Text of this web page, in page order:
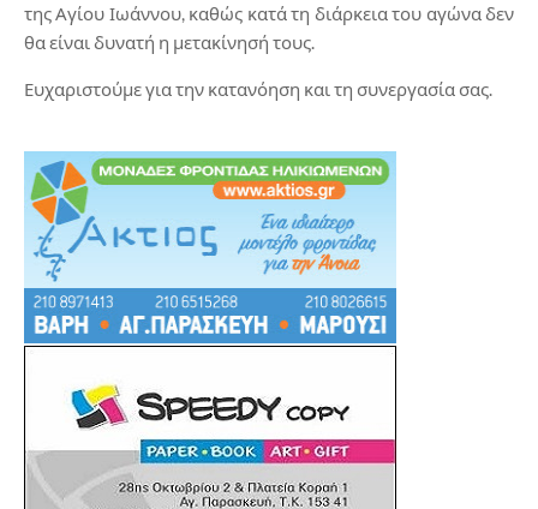
της Αγίου Ιωάννου, καθώς κατά τη διάρκεια του αγώνα δεν
θα είναι δυνατή η μετακίνησή τους.
Ευχαριστούμε για την κατανόηση και τη συνεργασία σας.